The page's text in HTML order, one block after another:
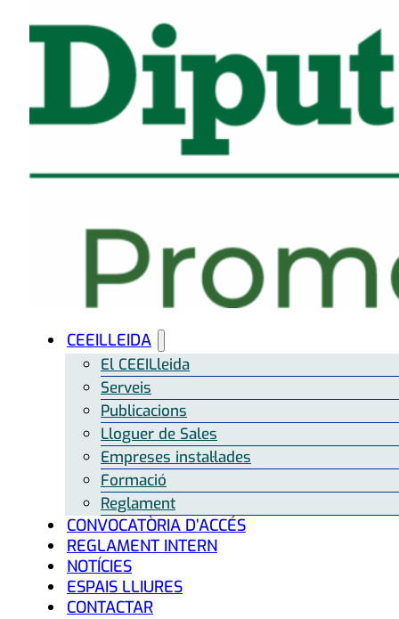
CEEILLEIDA
El CEEILleida
Serveis
Publicacions
Lloguer de Sales
Empreses instal·lades
Formació
Reglament
CONVOCATÒRIA D’ACCÉS
REGLAMENT INTERN
NOTÍCIES
ESPAIS LLIURES
CONTACTAR